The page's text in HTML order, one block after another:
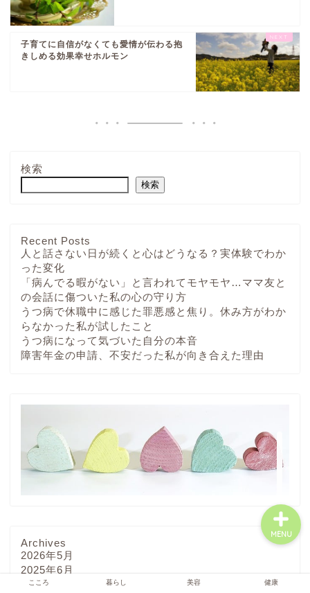
子育てに自信がなくても愛情が伝わる抱
きしめる効果幸せホルモン
検索
検索
Recent Posts
人と話さない日が続くと心はどうなる？実体験でわか
った変化
「病んでる暇がない」と言われてモヤモヤ…ママ友と
の会話に傷ついた私の心の守り方
うつ病で休職中に感じた罪悪感と焦り。休み方がわか
らなかった私が試したこと
うつ病になって気づいた自分の本音
障害年金の申請、不安だった私が向き合えた理由
Archives
2026年5月
2025年6月
2025年5月
こころ 暮らし 美容 健康
MENU
お問い合わせ